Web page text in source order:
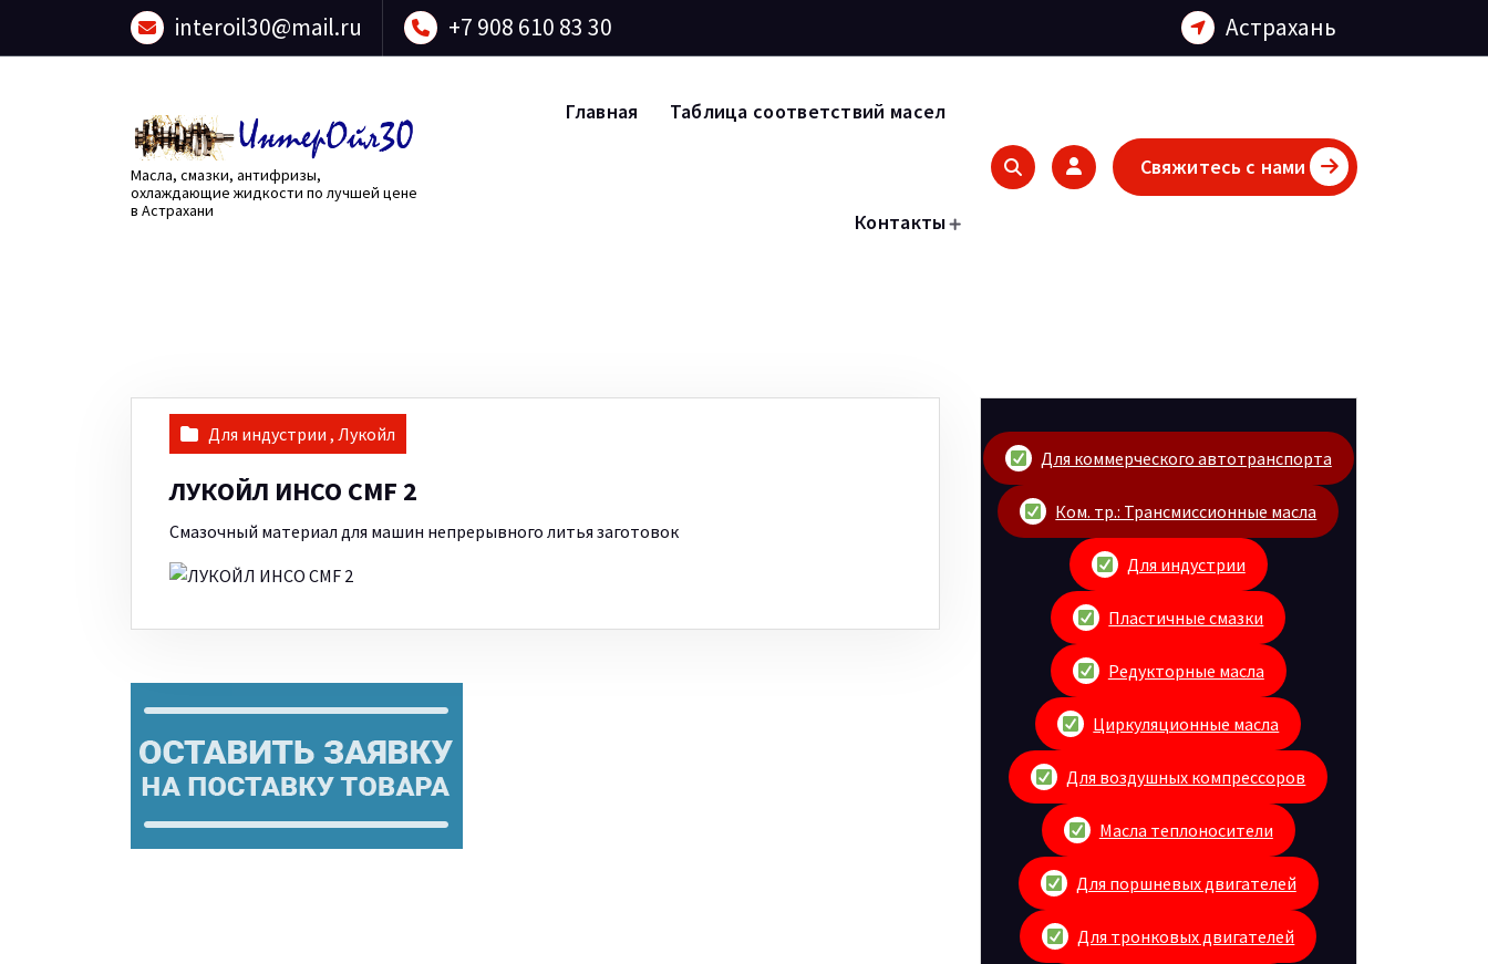
interoil30@mail.ru +7 908 610 83 30 Астрахань
Масла, смазки, антифризы,
охлаждающие жидкости по лучшей цене
в Астрахани
Главная Таблица соответствий масел
Контакты
Свяжитесь с нами
Для индустрии , Лукойл
ЛУКОЙЛ ИНСО CMF 2
Смазочный материал для машин непрерывного литья заготовок
Для коммерческого автотранспорта
Ком. тр.: Трансмиссионные масла
Для индустрии
Пластичные смазки
Редукторные масла
Циркуляционные масла
Для воздушных компрессоров
Масла теплоносители
Для поршневых двигателей
Для тронковых двигателей